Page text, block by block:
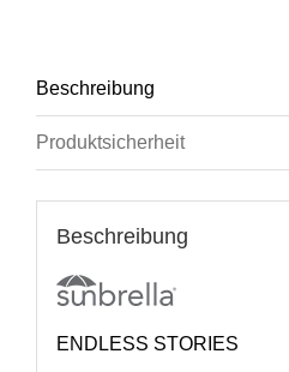
Beschreibung
Produktsicherheit
Beschreibung
ENDLESS STORIES